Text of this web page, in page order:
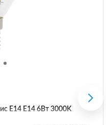
E14 E14 6Вт 3000K